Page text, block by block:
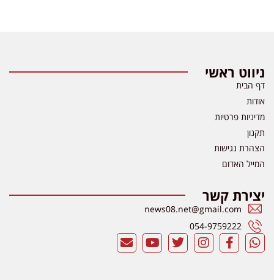
ניווט ראשי
דף הבית
אודות
מדיניות פרטיות
תקנון
הצהרת נגישות
המייל האדום
יצירת קשר
news08.net@gmail.com
054-9759222